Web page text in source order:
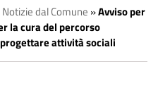
Notizie dal Comune »Avviso per
la cura del percorso
attività sociali